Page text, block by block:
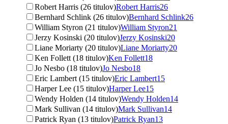
Robert Harris (26 titulov)Robert Harris26
Bernhard Schlink (26 titulov)Bernhard Schlink26
William Styron (21 titulov)William Styron21
Jerzy Kosinski (20 titulov)Jerzy Kosinski20
Liane Moriarty (20 titulov)Liane Moriarty20
Ken Follett (18 titulov)Ken Follett18
Jo Nesbo (18 titulov)Jo Nesbo18
Eric Lambert (15 titulov)Eric Lambert15
Harper Lee (15 titulov)Harper Lee15
Wendy Holden (14 titulov)Wendy Holden14
Mark Sullivan (14 titulov)Mark Sullivan14
Patrick Ryan (13 titulov)Patrick Ryan13